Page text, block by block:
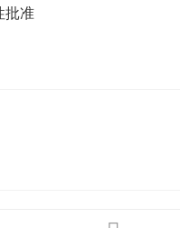
批准